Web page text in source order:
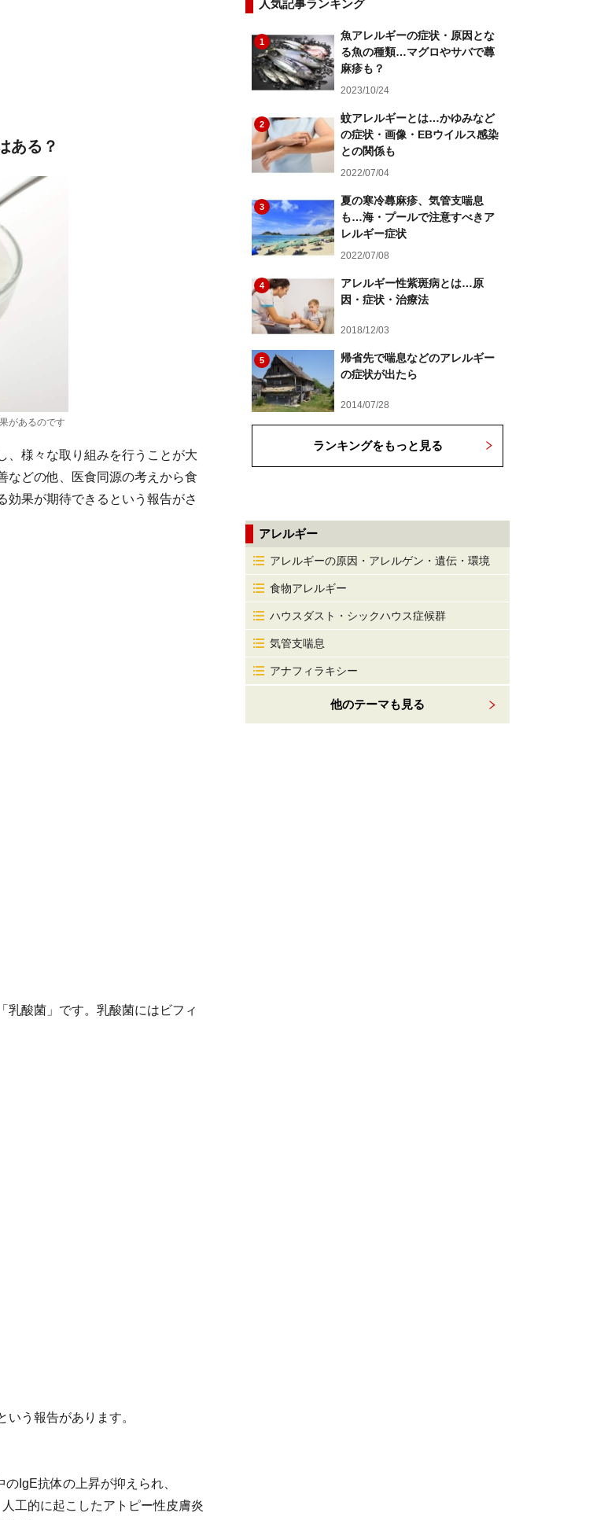
ある？
があるのです
、様々な取り組みを行うことが大
などの他、医食同源の考えから食
効果が期待できるという報告がさ
乳酸菌」です。乳酸菌にはビフィ
う報告があります。
IgE抗体の上昇が抑えられ、
工的に起こしたアトピー性皮膚炎
人気記事ランキング
1
魚アレルギーの症状・原因とな
る魚の種類…マグロやサバで蕁
麻疹も？
2023/10/24
2
蚊アレルギーとは…かゆみなど
の症状・画像・EBウイルス感染
との関係も
2022/07/04
3
夏の寒冷蕁麻疹、気管支喘息
も…海・プールで注意すべきア
レルギー症状
2022/07/08
4
アレルギー性紫斑病とは…原
因・症状・治療法
2018/12/03
5
帰省先で喘息などのアレルギー
の症状が出たら
2014/07/28
ランキングをもっと見る
アレルギー
アレルギーの原因・アレルゲン・遺伝・環境
食物アレルギー
ハウスダスト・シックハウス症候群
気管支喘息
アナフィラキシー
他のテーマも見る